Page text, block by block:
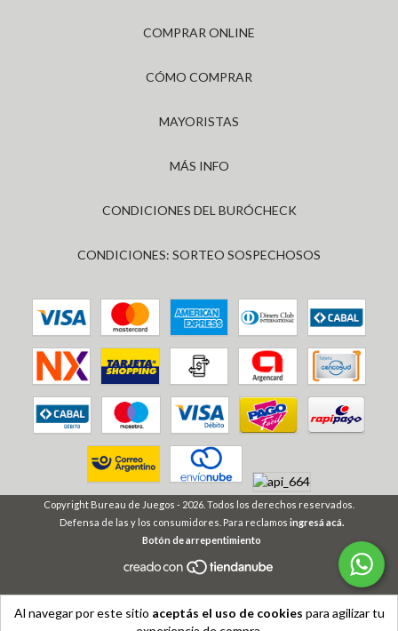
Al navegar por este sitio aceptás el uso de cookies para agilizar tu
COMPRAR ONLINE
CÓMO COMPRAR
MAYORISTAS
MÁS INFO
CONDICIONES DEL BURÓCHECK
CONDICIONES: SORTEO SOSPECHOSOS
Copyright Bureau de Juegos - 2026. Todos los derechos reservados.
Defensa de las y los consumidores. Para reclamos ingresá acá.
Botón de arrepentimiento